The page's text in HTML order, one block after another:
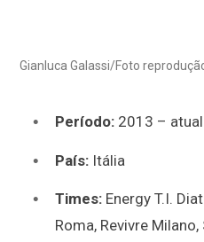
Gianluca Galassi/Foto
Período: 2013 –
País: Itália
Times: Energy T.I.
Roma, Revivre Milano,